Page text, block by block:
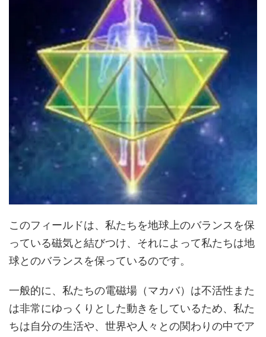
このフィールドは、私たちを地球上のバランスを保
っている磁気と結びつけ、それによって私たちは地
球とのバランスを保っているのです。
一般的に、私たちの電磁場（マカバ）は不活性また
は非常にゆっくりとした動きをしているため、私た
ちは自分の生活や、世界や人々との関わりの中でア